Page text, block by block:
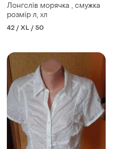
Лонгслів морячка , смужка
розмір л, хл
42 / XL / 50